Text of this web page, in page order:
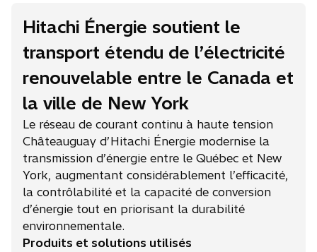
v
l
o
n
g
l
t
Hitachi Énergie soutient le
transport étendu de l’électricité
renouvelable entre le Canada et
la ville de New York
Le réseau de courant continu à haute tension
Châteauguay d’Hitachi Énergie modernise la
transmission d’énergie entre le Québec et New
York, augmentant considérablement l’efficacité,
la contrôlabilité et la capacité de conversion
d’énergie tout en priorisant la durabilité
environnementale.
Produits et solutions utilisés